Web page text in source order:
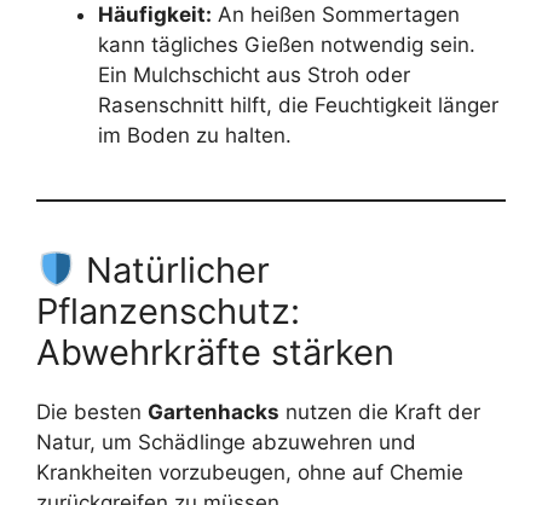
Häufigkeit: An heißen Sommertagen
kann tägliches Gießen notwendig sein.
Ein Mulchschicht aus Stroh oder
Rasenschnitt hilft, die Feuchtigkeit länger
im Boden zu halten.
Natürlicher
Pflanzenschutz:
Abwehrkräfte stärken
Die besten Gartenhacks nutzen die Kraft der
Natur, um Schädlinge abzuwehren und
Krankheiten vorzubeugen, ohne auf Chemie